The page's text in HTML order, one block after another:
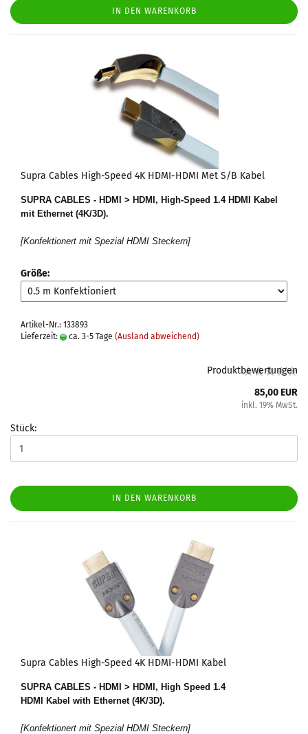
IN DEN WARENKORB
Supra Cables High-Speed 4K HDMI-HDMI Met S/B Kabel
SUPRA CABLES - HDMI > HDMI, High-Speed 1.4 HDMI Kabel
mit Ethernet(4K/3D).
[Konfektionert mit Spezial HDMI Steckern]
Größe:
Artikel-Nr.: 133893
Lieferzeit:
ca. 3-5 Tage (Ausland abweichend)
Produktbewertungen
85,00 EUR
inkl. 19% MwSt.
Stück:
IN DEN WARENKORB
Supra Cables High-Speed 4K HDMI-HDMI Kabel
SUPRA CABLES - HDMI > HDMI, High Speed 1.4
HDMI Kabel with Ethernet (4K/3D).
[Konfektionert mit Spezial HDMI Steckern]